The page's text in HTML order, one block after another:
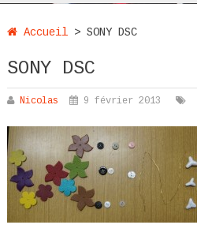
Accueil> SONY DSC
SONY DSC
Nicolas 9 février 2013